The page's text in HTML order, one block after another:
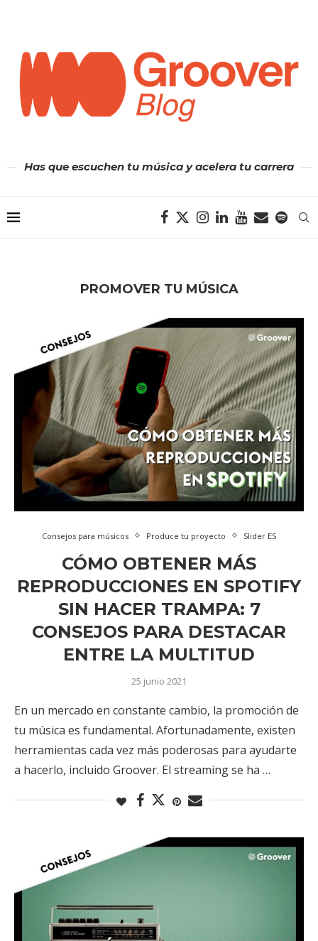
Has que escuchen tu música y acelera tu carrera
PROMOVER TU MÚSICA
Consejos para músicos Produce tu proyecto Slider ES
CÓMO OBTENER MÁS
REPRODUCCIONES EN SPOTIFY
SIN HACER TRAMPA: 7
CONSEJOS PARA DESTACAR
ENTRE LA MULTITUD
25 junio 2021
En un mercado en constante cambio, la promoción de
tu música es fundamental. Afortunadamente, existen
herramientas cada vez más poderosas para ayudarte
a hacerlo, incluido Groover. El streaming se ha …